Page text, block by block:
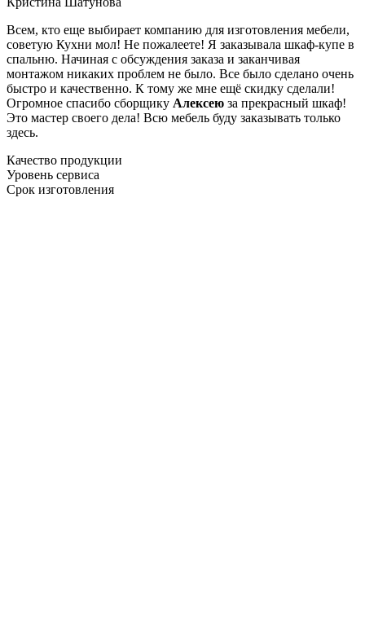
Всем, кто еще выбирает компанию для изготовления мебели,
советую Кухни мол! Не пожалеете! Я заказывала шкаф-купе в
спальню. Начиная с обсуждения заказа и заканчивая
монтажом никаких проблем не было. Все было сделано очень
быстро и качественно. К тому же мне ещё скидку сделали!
Огромное спасибо сборщику Алексею за прекрасный шкаф!
Это мастер своего дела! Всю мебель буду заказывать только
здесь.
Качество продукции
Уровень сервиса
Срок изготовления